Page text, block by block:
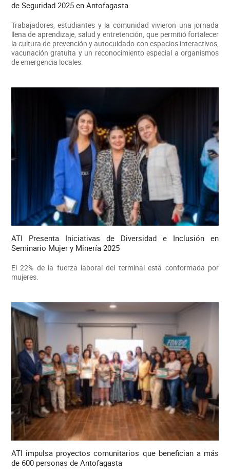
de Seguridad 2025 en Antofagasta
Trabajadores, estudiantes y la comunidad vivieron una jornada
llena de aprendizaje, salud y entretención, que permitió fortalecer
la cultura de prevención y autocuidado con espacios interactivos,
vacunación gratuita y un reconocimiento especial a organismos
de emergencia locales.
ATI Presenta Iniciativas de Diversidad e Inclusión en
Seminario Mujer y Minería 2025
El 22% de la fuerza laboral del terminal está conformada por
mujeres.
ATI impulsa proyectos comunitarios que benefician a más
de 600 personas de Antofagasta